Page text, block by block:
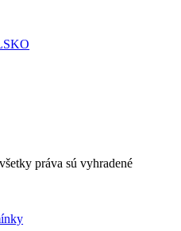
práva sú vyhradené